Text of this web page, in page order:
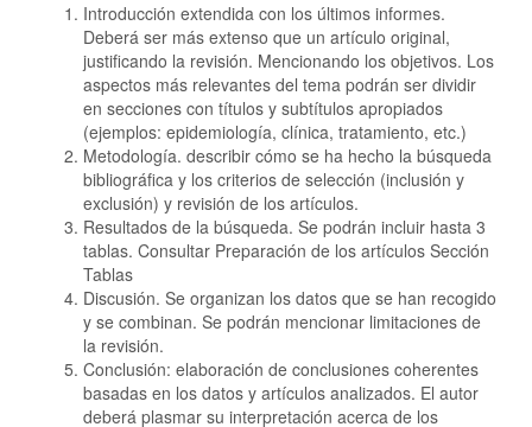
Introducción extendida con los últimos informes.
Deberá ser más extenso que un artículo original,
justificando la revisión. Mencionando los objetivos. Los
aspectos más relevantes del tema podrán ser dividir
en secciones con títulos y subtítulos apropiados
(ejemplos: epidemiología, clínica, tratamiento, etc.)
Metodología. describir cómo se ha hecho la búsqueda
bibliográfica y los criterios de selección (inclusión y
exclusión) y revisión de los artículos.
Resultados de la búsqueda. Se podrán incluir hasta 3
tablas. Consultar Preparación de los artículos Sección
Tablas
Discusión. Se organizan los datos que se han recogido
y se combinan. Se podrán mencionar limitaciones de
la revisión.
Conclusión: elaboración de conclusiones coherentes
basadas en los datos y artículos analizados. El autor
deberá plasmar su interpretación acerca de los